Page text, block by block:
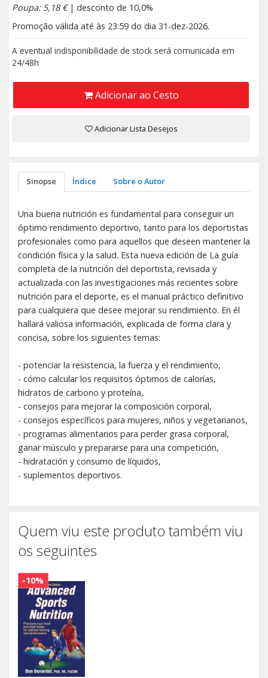
Poupa: 5,18 €| desconto de 10,0%
Promoção válida até às 23:59 do dia 31-dez-2026.
A eventual indisponibilidade de stock será comunicada em
24/48h
Adicionar ao Cesto
Adicionar Lista Desejos
Sinopse Índice Sobre o Autor
Una buena nutrición es fundamental para conseguir un
óptimo rendimiento deportivo, tanto para los deportistas
profesionales como para aquellos que deseen mantener la
condición física y la salud. Esta nueva edición de La guía
completa de la nutrición del deportista, revisada y
actualizada con las investigaciones más recientes sobre
nutrición para el deporte, es el manual práctico definitivo
para cualquiera que desee mejorar su rendimiento. En él
hallará valiosa información, explicada de forma clara y
concisa, sobre los siguientes temas:
- potenciar la resistencia, la fuerza y el rendimiento,
- cómo calcular los requisitos óptimos de calorías,
hidratos de carbono y proteína,
- consejos para mejorar la composición corporal,
- consejos específicos para mujeres, niños y vegetarianos,
- programas alimentarios para perder grasa corporal,
ganar músculo y prepararse para una competición,
- hidratación y consumo de líquidos,
- suplementos deportivos.
Quem viu este produto também viu
os seguintes
-10%